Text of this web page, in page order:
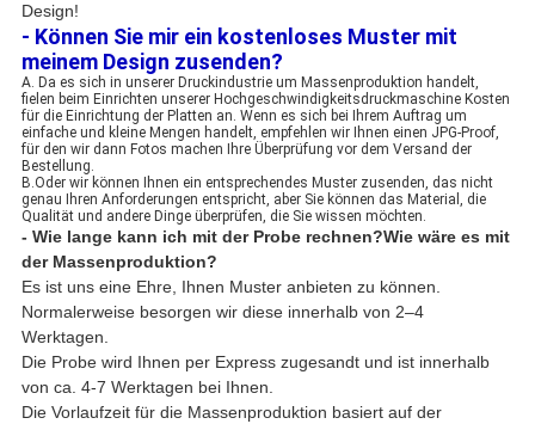
Design!
- Können Sie mir ein kostenloses Muster mit
meinem Design zusenden?
A. Da es sich in unserer Druckindustrie um Massenproduktion handelt,
fielen beim Einrichten unserer Hochgeschwindigkeitsdruckmaschine Kosten
für die Einrichtung der Platten an. Wenn es sich bei Ihrem Auftrag um
einfache und kleine Mengen handelt, empfehlen wir Ihnen einen JPG-Proof,
für den wir dann Fotos machen Ihre Überprüfung vor dem Versand der
Bestellung.
B.Oder wir können Ihnen ein entsprechendes Muster zusenden, das nicht
genau Ihren Anforderungen entspricht, aber Sie können das Material, die
Qualität und andere Dinge überprüfen, die Sie wissen möchten.
- Wie lange kann ich mit der Probe rechnen?Wie wäre es mit
der Massenproduktion?
Es ist uns eine Ehre, Ihnen Muster anbieten zu können.
Normalerweise besorgen wir diese innerhalb von 2–4
Werktagen.
Die Probe wird Ihnen per Express zugesandt und ist innerhalb
von ca. 4-7 Werktagen bei Ihnen.
Die Vorlaufzeit für die Massenproduktion basiert auf der